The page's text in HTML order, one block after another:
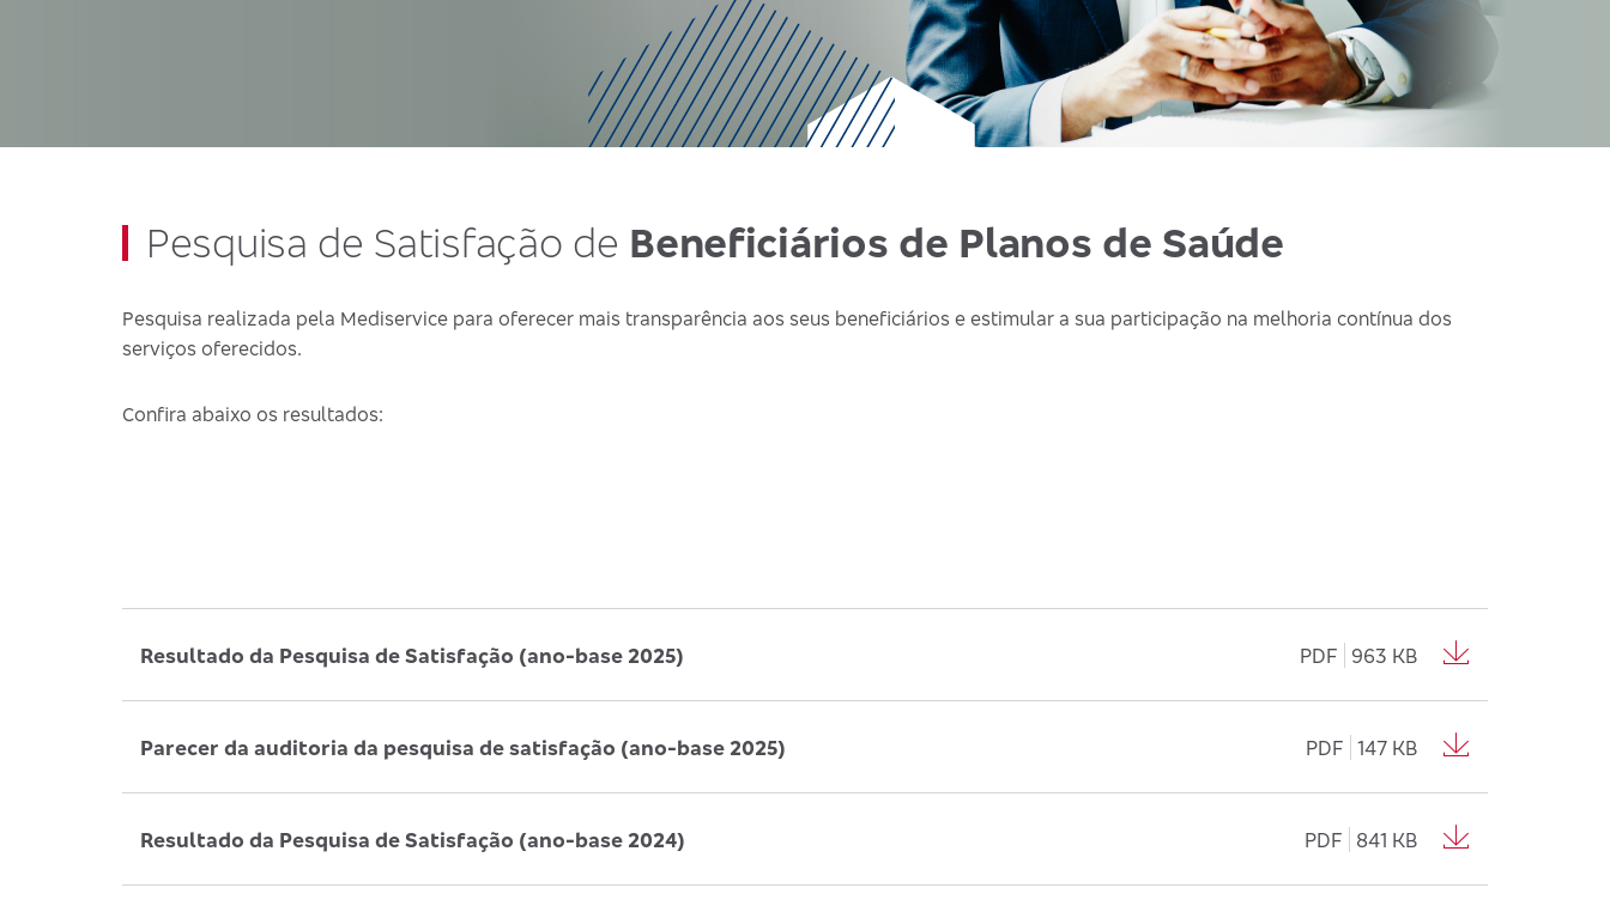
Pesquisa de Satisfação de Beneficiários de Planos de Saúde
Pesquisa realizada pela Mediservice para oferecer mais transparência aos seus beneficiários e estimular a sua participação na melhoria contínua dos
serviços oferecidos.
Confira abaixo os resultados:
Resultado da Pesquisa de Satisfação (ano-base 2025) PDF 963 KB
Parecer da auditoria da pesquisa de satisfação (ano-base 2025) PDF 147 KB
Resultado da Pesquisa de Satisfação (ano-base 2024) PDF 841 KB